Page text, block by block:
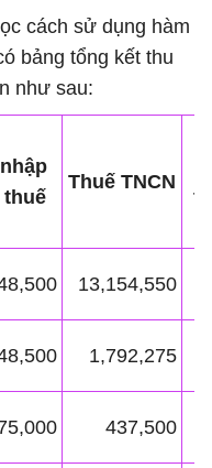
cách sử dụng hàm
bảng tổng kết thu
như sau:
Thuế TNCN
13,154,550
1,792,275
437,500